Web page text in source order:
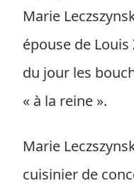
Marie
épouse de
du jour les
« à la reine ».
Marie
cuisinier de